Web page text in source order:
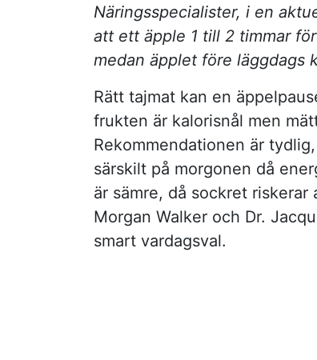
Näringsspecialister, i en
att ett äpple 1 till 2 timmar
medan äpplet före läggdags
Rätt tajmat kan en
frukten är kalorisnål men
Rekommendationen är
särskilt på morgonen då
är sämre, då sockret
Morgan Walker och Dr.
smart vardagsval.